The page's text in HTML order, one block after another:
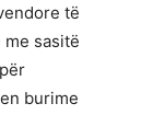
të
sasitë
burime